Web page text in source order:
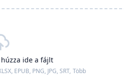
ide a fájlt
EPUB, PNG, JPG, SRT, Több